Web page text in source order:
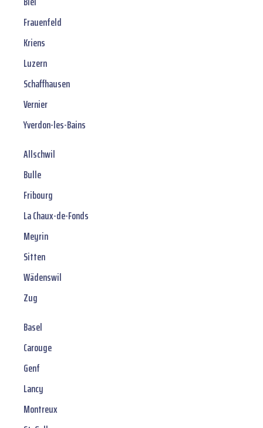
Frauenfeld
Kriens
Luzern
Schaffhausen
Vernier
Yverdon-les-Bains
Allschwil
Bulle
Fribourg
La Chaux-de-Fonds
Meyrin
Sitten
Wädenswil
Zug
Basel
Carouge
Genf
Lancy
Montreux